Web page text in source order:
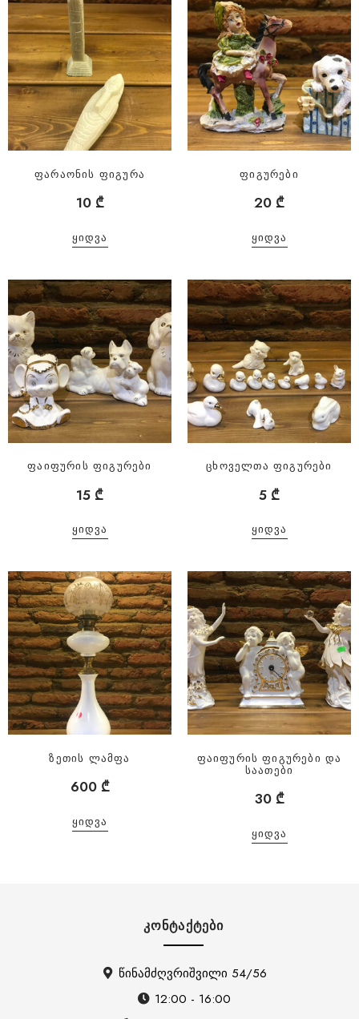
ფარაონის ფიგურა
10 ₾
ᲧᲘᲓᲕᲐ
ფიგურები
20 ₾
ᲧᲘᲓᲕᲐ
ფაიფურის ფიგურები
15 ₾
ᲧᲘᲓᲕᲐ
ცხოველთა ფიგურები
5 ₾
ᲧᲘᲓᲕᲐ
ზეთის ლამფა
600 ₾
ᲧᲘᲓᲕᲐ
ფაიფურის ფიგურები და
საათები
30 ₾
ᲧᲘᲓᲕᲐ
ᲙᲝᲜᲢᲐᲥᲢᲔᲑᲘ
წინამძღვრიშვილი 54/56
12:00 - 16:00